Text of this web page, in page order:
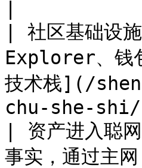
| 社区基础
Explorer、钱
技术栈](/
chu-she-
| 资产进入
事实，通过主